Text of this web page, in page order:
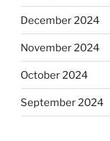
December 2024
November 2024
October 2024
September 2024